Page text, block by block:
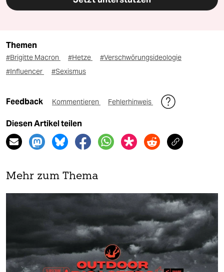
Themen
#Brigitte Macron #Hetze
#Verschwörungsideologie
#Influencer
#Sexismus
Feedback Kommentieren Fehlerhinweis
Diesen Artikel teilen
Mehr zum Thema